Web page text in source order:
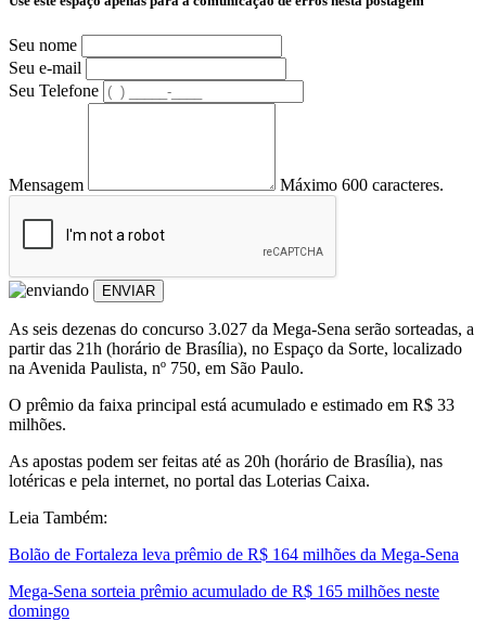
Seu nome
Seu e-mail
Seu Telefone
Mensagem Máximo 600 caracteres.
ENVIAR
As seis dezenas do concurso 3.027 da Mega-Sena serão sorteadas, a
partir das 21h (horário de Brasília), no Espaço da Sorte, localizado
na Avenida Paulista, nº 750, em São Paulo.
O prêmio da faixa principal está acumulado e estimado em R$ 33
milhões.
As apostas podem ser feitas até as 20h (horário de Brasília), nas
lotéricas e pela internet, no portal das Loterias Caixa.
Leia Também:
Bolão de Fortaleza leva prêmio de R$ 164 milhões da Mega-Sena
Mega-Sena sorteia prêmio acumulado de R$ 165 milhões neste
domingo